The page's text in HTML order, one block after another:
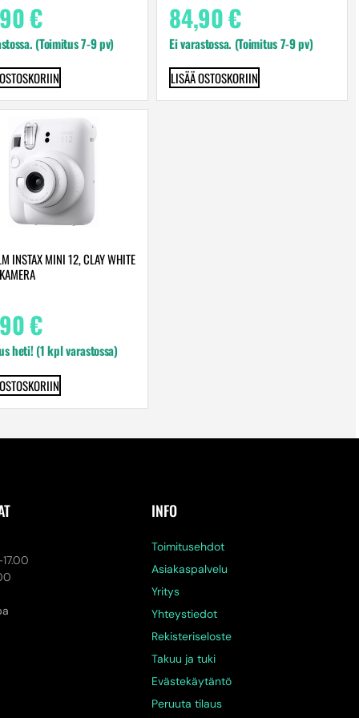
€
(Toimitus 7-9 pv)
84,90€
Ei varastossa. (Toimitus 7-9 pv)
LISÄÄ OSTOSKORIIN
INSTAX MINI 12, CLAY WHITE
€
heti! (1 kpl varastossa)
INFO
Toimitusehdot
Asiakaspalvelu
Yritys
Yhteystiedot
Rekisteriseloste
Takuu ja tuki
Evästekäytäntö
Peruuta tilaus